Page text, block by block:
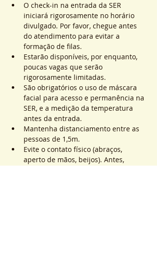
O check-in na entrada da SER
iniciará rigorosamente no horário
divulgado. Por favor, chegue antes
do atendimento para evitar a
formação de filas.
Estarão disponíveis, por enquanto,
poucas vagas que serão
rigorosamente limitadas.
São obrigatórios o uso de máscara
facial para acesso e permanência na
SER, e a medição da temperatura
antes da entrada.
Mantenha distanciamento entre as
pessoas de 1,5m.
Evite o contato físico (abraços,
aperto de mãos, beijos). Antes,